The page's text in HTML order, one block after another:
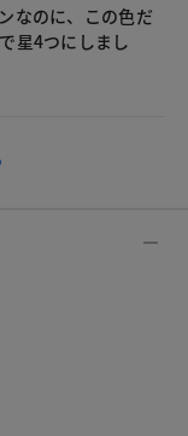
なのに、この色だ
星4つにしまし